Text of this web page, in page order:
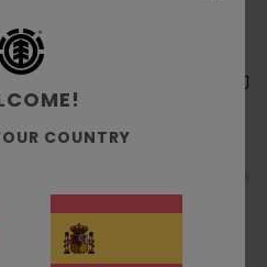
DOBLE PROMO -25% EXTRA
COUNTRY